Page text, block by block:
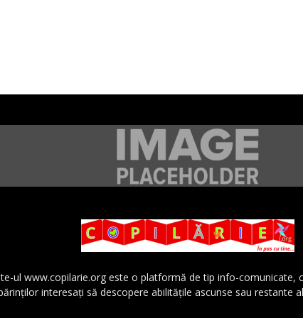
ul www.copilarie.org este o platformă de tip info-comunicate,
interesaţi să descopere abilităţile ascunse sau restante